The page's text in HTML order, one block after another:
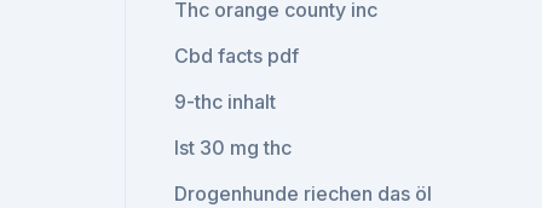
Thc orange county inc
Cbd facts pdf
9-thc inhalt
Ist 30 mg thc
Drogenhunde riechen das öl